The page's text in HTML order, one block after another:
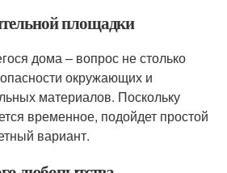
площадки
дома – вопрос не столько
окружающих и
материалов. Поскольку
временное, подойдет простой
вариант.